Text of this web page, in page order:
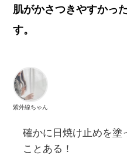
肌がかさつきやすかっ
す。
紫外線ちゃん
確かに日焼け止めを塗
ことある！